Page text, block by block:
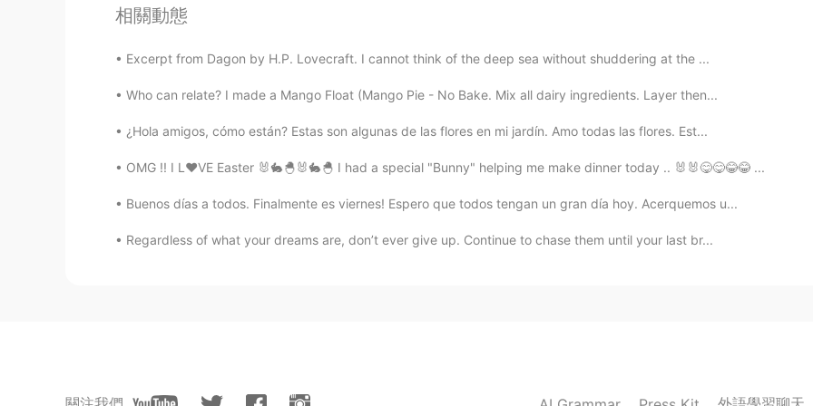
EN
quite a number of nice restaurants in Hartamas too!
EN JP
@douzzan oh really? Sometimes I saw it was written as ムラカ😅
douzzan 2019.07.18 10:14
JP EN
相關動態
Excerpt from Dagon by H.P. Lovecraft. I cannot think of the deep sea without shuddering at the ...
Who can relate? I made a Mango Float (Mango Pie - No Bake. Mix all dairy ingredients. Layer then...
¿Hola amigos, cómo están? Estas son algunas de las flores en mi jardín. Amo todas las flores. Est...
OMG !! I L❤VE Easter 🐰🐇🐣🐰🐇🐣 I had a special "Bunny" helping me make dinner today .. 🐰🐰😋😋😂😂 ...
Buenos días a todos. Finalmente es viernes! Espero que todos tengan un gran día hoy. Acerquemos u...
Regardless of what your dreams are, don’t ever give up. Continue to chase them until your last br...